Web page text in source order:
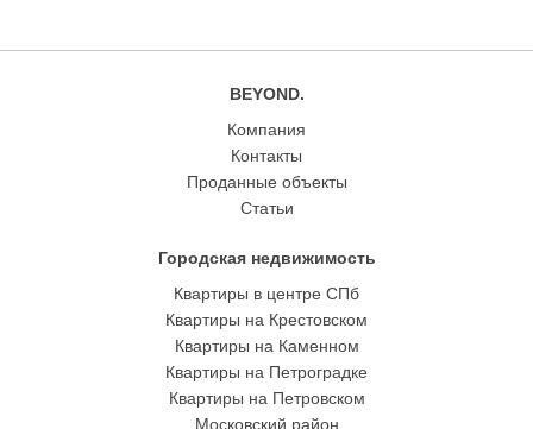
BEYOND.
Компания
Контакты
Проданные объекты
Статьи
Городская недвижимость
Квартиры в центре СПб
Квартиры на Крестовском
Квартиры на Каменном
Квартиры на Петроградке
Квартиры на Петровском
Московский район